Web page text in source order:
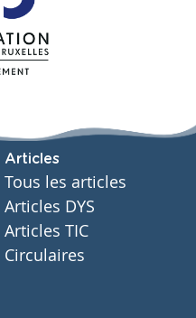
Articles
Tous les articles
Articles DYS
Articles TIC
Circulaires